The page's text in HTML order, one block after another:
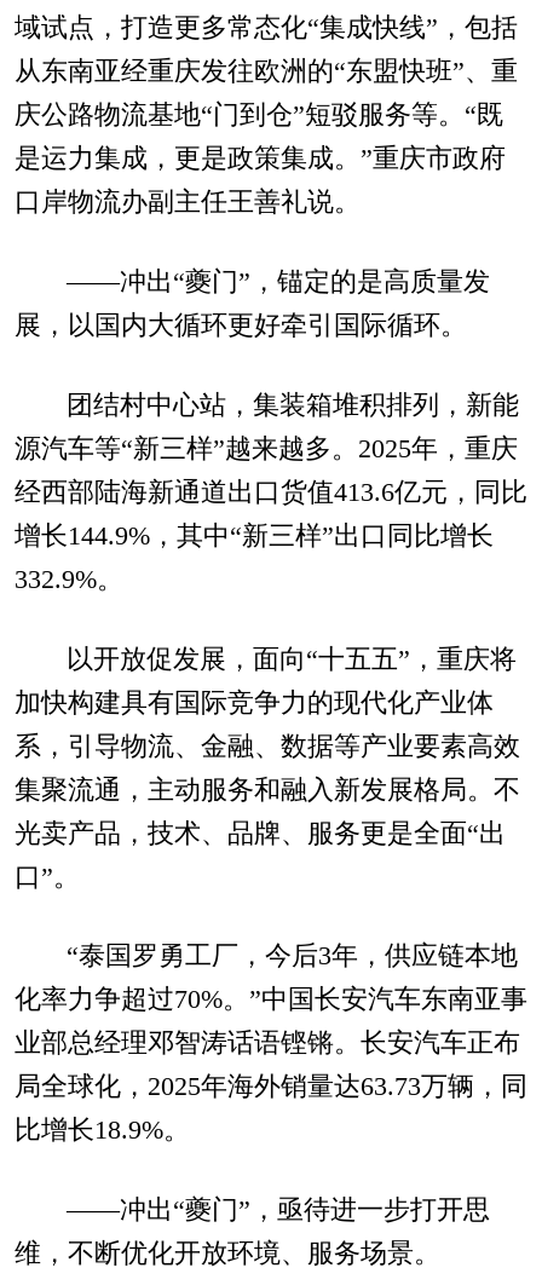
域试点，打造更多常态化“集成快线”，包括
从东南亚经重庆发往欧洲的“东盟快班”、重
庆公路物流基地“门到仓”短驳服务等。“既
是运力集成，更是政策集成。”重庆市政府
口岸物流办副主任王善礼说。
——冲出“夔门”，锚定的是高质量发
展，以国内大循环更好牵引国际循环。
团结村中心站，集装箱堆积排列，新能
源汽车等“新三样”越来越多。2025年，重庆
经西部陆海新通道出口货值413.6亿元，同比
增长144.9%，其中“新三样”出口同比增长
332.9%。
以开放促发展，面向“十五五”，重庆将
加快构建具有国际竞争力的现代化产业体
系，引导物流、金融、数据等产业要素高效
集聚流通，主动服务和融入新发展格局。不
光卖产品，技术、品牌、服务更是全面“出
口”。
“泰国罗勇工厂，今后3年，供应链本地
化率力争超过70%。”中国长安汽车东南亚事
业部总经理邓智涛话语铿锵。长安汽车正布
局全球化，2025年海外销量达63.73万辆，同
比增长18.9%。
——冲出“夔门”，亟待进一步打开思
维，不断优化开放环境、服务场景。